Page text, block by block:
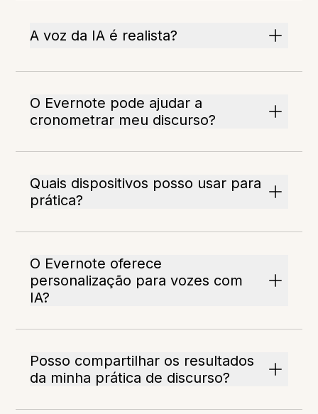
A voz da IA é realista?
O Evernote pode ajudar a
cronometrar meu discurso?
Quais dispositivos posso usar para
prática?
O Evernote oferece
personalização para vozes com
IA?
Posso compartilhar os resultados
da minha prática de discurso?